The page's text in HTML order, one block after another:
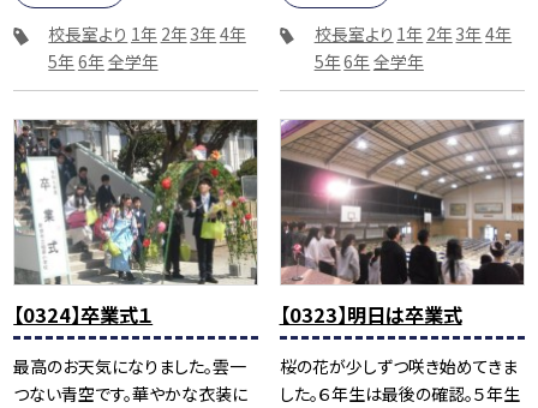
校長室より 1年 2年3年4年
5年6年全学年
校長室より 1年 2年3年4年
5年6年全学年
【0324】卒業式１
最高のお天気になりました。雲一
つない青空です。華やかな衣装に
【0323】明日は卒業式
桜の花が少しずつ咲き始めてきま
した。６年生は最後の確認。５年生